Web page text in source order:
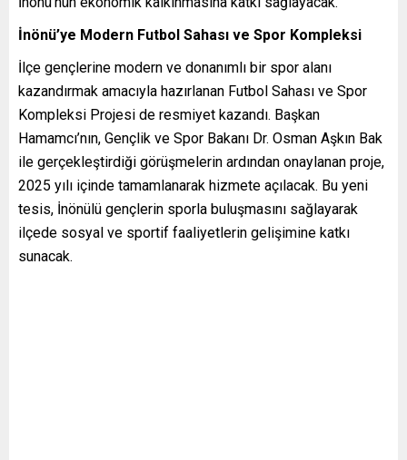
İnönü’ye Modern Futbol Sahası ve Spor Kompleksi
İlçe gençlerine modern ve donanımlı bir spor alanı
kazandırmak amacıyla hazırlanan Futbol Sahası ve Spor
Kompleksi Projesi de resmiyet kazandı. Başkan
Hamamcı’nın, Gençlik ve Spor Bakanı Dr. Osman Aşkın Bak
ile gerçekleştirdiği görüşmelerin ardından onaylanan proje,
2025 yılı içinde tamamlanarak hizmete açılacak. Bu yeni
tesis, İnönülü gençlerin sporla buluşmasını sağlayarak
ilçede sosyal ve sportif faaliyetlerin gelişimine katkı
sunacak.